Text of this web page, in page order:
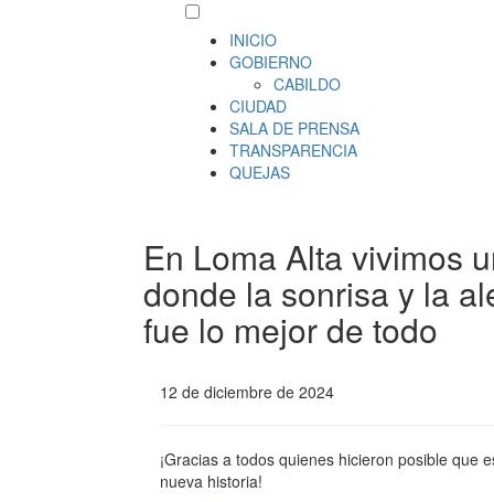
INICIO
GOBIERNO
CABILDO
CIUDAD
SALA DE PRENSA
TRANSPARENCIA
QUEJAS
En Loma Alta vivimos
donde la sonrisa y la
fue lo mejor de todo
12 de diciembre de 2024
¡Gracias a todos quienes hicieron posible que
nueva historia!